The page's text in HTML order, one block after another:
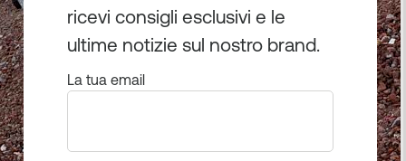
ricevi consigli esclusivi e le
ultime notizie sul nostro brand.
La tua email